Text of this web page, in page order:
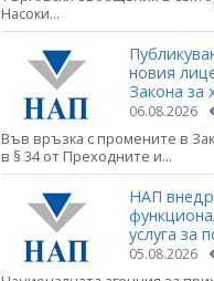
Насоки...
новия
Закона за
06.08.2026
Във връзка с промените в
в § 34 от Преходните и...
НАП
услуга за
05.08.2026